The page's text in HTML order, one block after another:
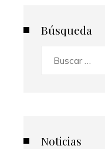
Búsqueda
Noticias